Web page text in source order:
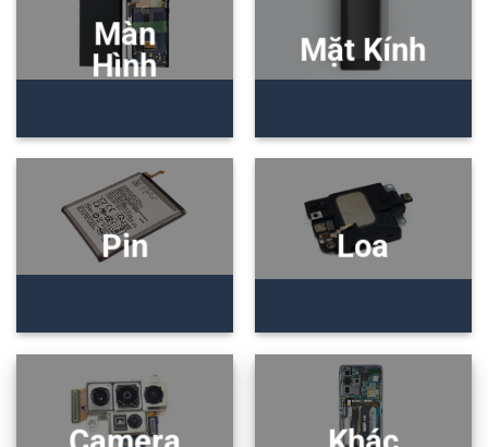
Màn
Hình
Mặt Kính
Pin Loa